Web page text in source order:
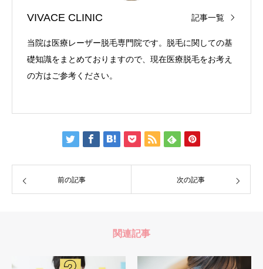
VIVACE CLINIC 記事一覧
当院は医療レーザー脱毛専門院です。脱毛に関しての基
礎知識をまとめておりますので、現在医療脱毛をお考え
の方はご参考ください。
前の記事 次の記事
関連記事